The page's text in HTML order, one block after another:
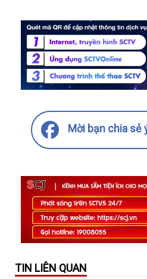
Mời bạn chia sẻ
TIN LIÊN QUAN